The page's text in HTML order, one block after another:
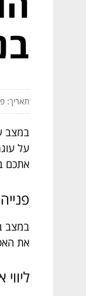
תאריך: פבר
במצב
על
אתכם
במצב
את